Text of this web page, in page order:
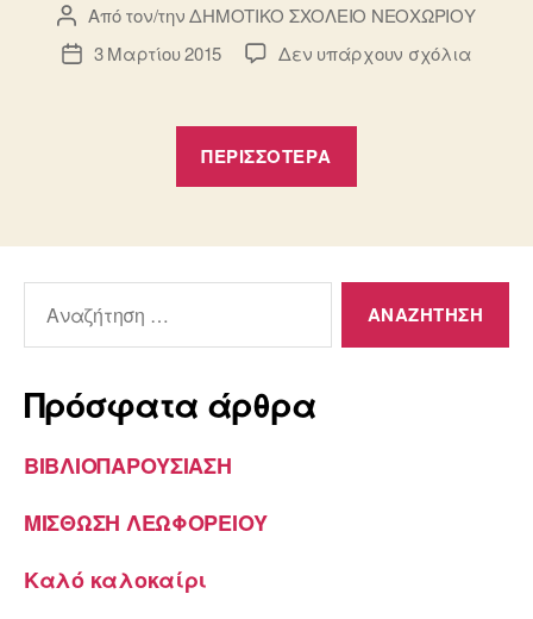
Συντάκτης
άρθρου
Από τον/τηνΔΗΜΟΤΙΚΟ ΣΧΟΛΕΙΟ ΝΕΟΧΩΡΙΟΥ
Ημ.3 Μαρτίου 2015 Δεν υπάρχουν σχόλιαστο
ΠΕΡΙΣΣΌΤΕΡΑ
για:
Πρόσφατα άρθρα
ΒΙΒΛΙΟΠΑΡΟΥΣΙΑΣΗ
ΜΙΣΘΩΣΗ ΛΕΩΦΟΡΕΙΟΥ
Καλό καλοκαίρι